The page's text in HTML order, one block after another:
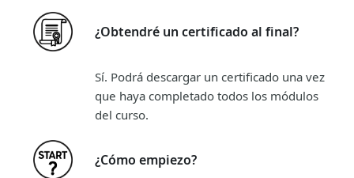
¿Obtendré un certificado al final?
Sí. Podrá descargar un certificado una vez
que haya completado todos los módulos
del curso.
¿Cómo empiezo?